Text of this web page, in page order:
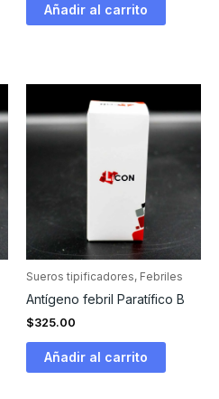
Añadir al carrito
Sueros tipificadores, Febriles
Antígeno febril Paratífico B
$325.00
Añadir al carrito